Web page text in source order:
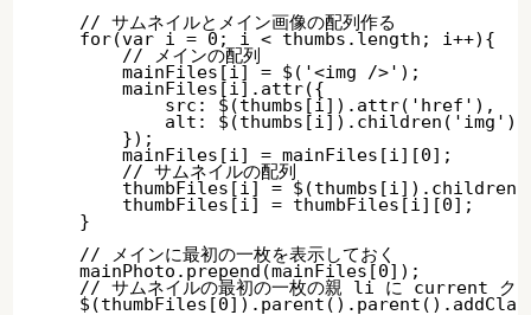
    // サムネイルとメイン画像の配列作る
    for(var i = 0; i < thumbs.length; i++){
        // メインの配列
        mainFiles[i] = $('<img />');
        mainFiles[i].attr({
            src: $(thumbs[i]).attr('href'),
alt:
        });
        mainFiles[i] = mainFiles[i][0];
        // サムネイルの配列
thumbFiles[i] =
        thumbFiles[i] = thumbFiles[i][0];
    }
    // メインに最初の一枚を表示しておく
    mainPhoto.prepend(mainFiles[0]);
// サムネイルの最初の一枚の親 li に current ク